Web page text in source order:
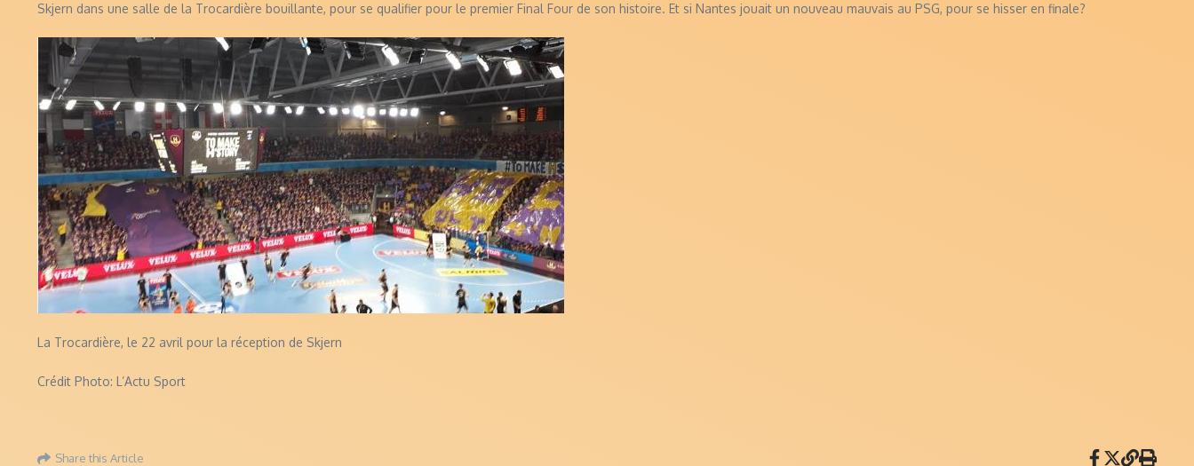
Skjern dans une salle de la Trocardière bouillante, pour se qualifier pour le premier Final Four de son histoire. Et si Nantes jouait un nouveau mauvais au PSG, pour se hisser en finale?
La Trocardière, le 22 avril pour la réception de Skjern
Crédit Photo: L’Actu Sport
Share this Article